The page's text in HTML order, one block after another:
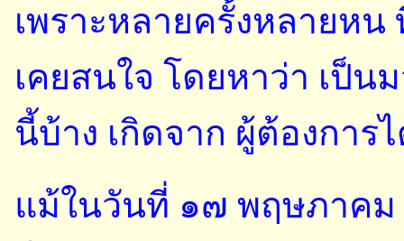
เพราะหลายครั้งหลายห
เคยสนใจ โดยหาว่า เป็
นี้บ้าง เกิดจาก ผู้ต้องการ
แม้ในวันที่ ๑๗ พฤษภาคม